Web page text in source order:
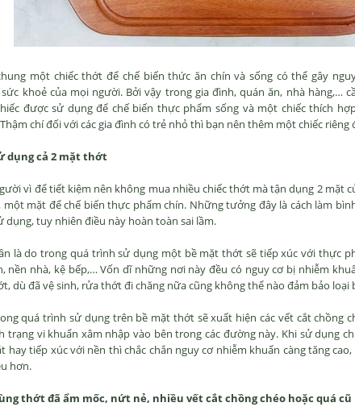
một chiếc thớt để chế biến thức ăn chín và sống có thể gây
khoẻ của mọi người. Bởi vậy trong gia đình, quán ăn, nhà hàng,…
được sử dụng để chế biến thực phẩm sống và một chiếc thích
chí đối với các gia đình có trẻ nhỏ thì bạn nên thêm một chiếc riêng
dụng cả 2 mặt thớt
vì để tiết kiệm nên không mua nhiều chiếc thớt mà tận dụng 2 mặt
một mặt để chế biến thực phẩm chín. Những tưởng đây là cách làm
dụng, tuy nhiên điều này hoàn toàn sai lầm.
là do trong quá trình sử dụng một bề mặt thớt sẽ tiếp xúc với thực
nền nhà, kệ bếp,… Vốn dĩ những nơi này đều có nguy cơ bị nhiễm
dù đã vệ sinh, rửa thớt đi chăng nữa cũng không thể nào đảm bảo loại
quá trình sử dụng trên bề mặt thớt sẽ xuất hiện các vết cắt chồng
trạng vi khuẩn xâm nhập vào bên trong các đường này. Khi sử dụng
hay tiếp xúc với nền thì chắc chắn nguy cơ nhiễm khuẩn càng tăng
hơn.
thớt đã ẩm mốc, nứt nẻ, nhiều vết cắt chồng chéo hoặc quá cũ